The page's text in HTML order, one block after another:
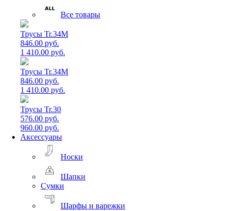
Все товары
Трусы Tr.34M
846.00 руб.
1 410.00 руб.
Трусы Tr.34M
846.00 руб.
1 410.00 руб.
Трусы Tr.30
576.00 руб.
960.00 руб.
Аксессуары
Носки
Шапки
Сумки
Шарфы и варежки